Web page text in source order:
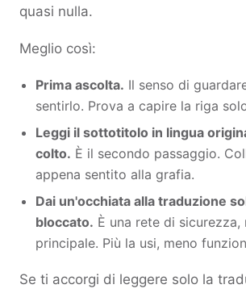
quasi nulla.
Meglio così:
Prima ascolta. Il senso di
sentirlo. Prova a capire la riga
Leggi il sottotitolo in lingua
colto. È il secondo passaggio.
appena sentito alla grafia.
Dai un'occhiata alla traduzione
bloccato. È una rete di sicurezza,
principale. Più la usi, meno
Se ti accorgi di leggere solo la